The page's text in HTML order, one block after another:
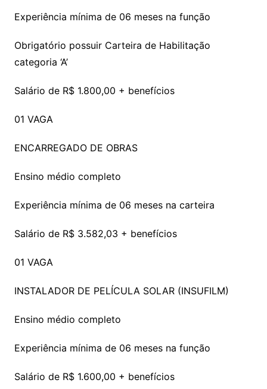
Experiência mínima de 06 meses na função
Obrigatório possuir Carteira de Habilitação
categoria ‘A’
Salário de R$ 1.800,00 + benefícios
01 VAGA
ENCARREGADO DE OBRAS
Ensino médio completo
Experiência mínima de 06 meses na carteira
Salário de R$ 3.582,03 + benefícios
01 VAGA
INSTALADOR DE PELÍCULA SOLAR (INSUFILM)
Ensino médio completo
Experiência mínima de 06 meses na função
Salário de R$ 1.600,00 + benefícios